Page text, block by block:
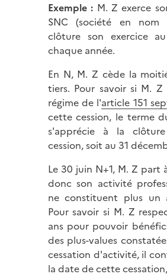
Exemple : M. Z exerce
SNC (société en nom
clôture son exercice
chaque année.
En N, M. Z cède la
tiers. Pour savoir si M.
régime de l'article 151
cette cession, le terme
s'apprécie à la
cession, soit au 31
Le 30 juin N+1, M. Z part
donc son activité
ne constituent plus un
Pour savoir si M. Z
ans pour pouvoir
des plus-values
cessation d'activité, il
la date de cette